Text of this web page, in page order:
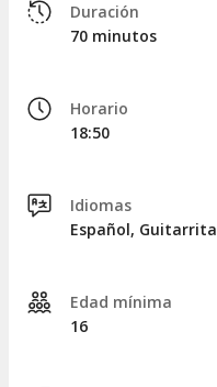
Duración
70 minutos
Horario
18:50
Idiomas
Español, Guitarrita
Edad mínima
16